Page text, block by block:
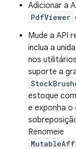
Adicionar a
PdfViewer
Mude a API
inclua a
nos
suporte a
estoque
e exponha
Renomeie